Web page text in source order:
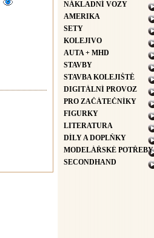
NÁKLADNÍ VOZY
AMERIKA
SETY
KOLEJIVO
AUTA + MHD
STAVBY
STAVBA KOLEJIŠTĚ
DIGITÁLNÍ PROVOZ
PRO ZAČÁTEČNÍKY
FIGURKY
LITERATURA
DÍLY A DOPLŇKY
MODELÁŘSKÉ POTŘEBY
SECONDHAND